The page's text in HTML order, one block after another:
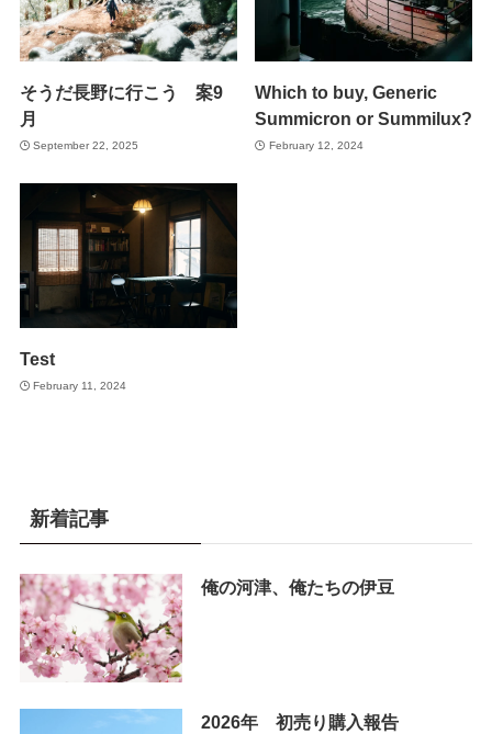
そうだ長野に行こう 案9
月
September 22, 2025
Which to buy, Generic
Summicron or Summilux?
February 12, 2024
Test
February 11, 2024
新着記事
俺の河津、俺たちの伊豆
2026年 初売り購入報告